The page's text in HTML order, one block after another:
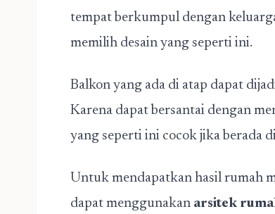
tempat berkumpul dengan
memilih desain yang seperti ini.
Balkon yang ada di atap dapat
Karena dapat bersantai dengan
yang seperti ini cocok jika berada
Untuk mendapatkan hasil rumah
dapat menggunakan arsitek